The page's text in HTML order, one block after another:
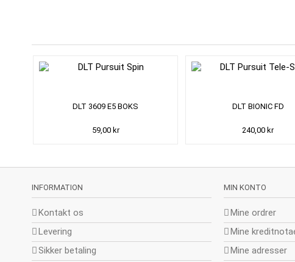
DLT 3609 E5 BOKS
59,00 kr
DLT BIONIC FD
240,00 kr
INFORMATION
Kontakt os
Levering
Sikker betaling
MIN KONTO
Mine ordrer
Mine
Mine adresser